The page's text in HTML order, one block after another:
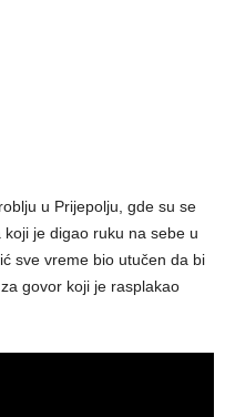
u Prijepolju, gde su se
je digao ruku na sebe u
sve vreme bio utučen da bi
govor koji je rasplakao